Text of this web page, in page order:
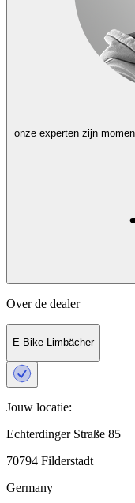
onze experten zijn
Over de dealer
E-Bike Limbächer
Jouw locatie:
Echterdinger Straße 85
70794 Filderstadt
Germany